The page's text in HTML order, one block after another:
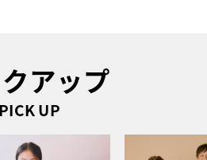
アップ
PICK UP